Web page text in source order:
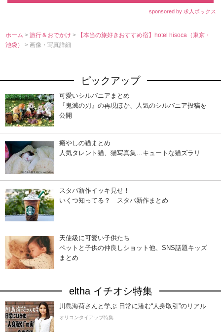
sponsored by 求人ボックス
ホーム >旅行＆おでかけ>
【本当の旅好きおすすめ宿】hotel hisoca（東京・
池袋）> 画像・写真詳細
ピックアップ
可愛いシルバニアまとめ
『鬼滅の刃』の再現ほか、人気のシルバニア投稿を
公開
癒やしの猫まとめ
人気タレント猫、猫写真集…キュートな猫ズラリ
スタバ新作イッキ見せ！
いくつ知ってる？ スタバ新作まとめ
天使級に可愛い子供たち
ペットと子供の仲良しショット他、SNS話題キッズ
まとめ
eltha イチオシ特集
川島海荷さんと学ぶ 日常に潜む“人身取引”のリアル
オリコンタイアップ特集